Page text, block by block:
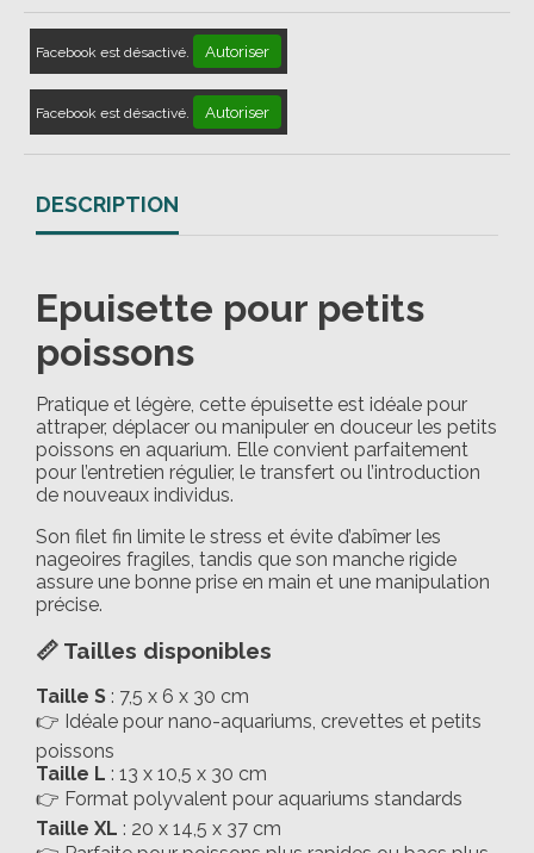
Facebook est désactivé. Autoriser
Facebook est désactivé. Autoriser
DESCRIPTION
Epuisette pour petits
poissons
Pratique et légère, cette épuisette est idéale pour
attraper, déplacer ou manipuler en douceur les petits
poissons en aquarium. Elle convient parfaitement
pour l’entretien régulier, le transfert ou l’introduction
de nouveaux individus.
Son filet fin limite le stress et évite d’abîmer les
nageoires fragiles, tandis que son manche rigide
assure une bonne prise en main et une manipulation
précise.
📏 Tailles disponibles
Taille S : 7,5 x 6 x 30 cm
👉 Idéale pour nano-aquariums, crevettes et petits
poissons
Taille L : 13 x 10,5 x 30 cm
👉 Format polyvalent pour aquariums standards
Taille XL : 20 x 14,5 x 37 cm